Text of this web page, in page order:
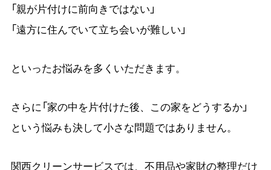
「親が片付けに前向きではない」
「遠方に住んでいて立ち会いが難しい」
といったお悩みを多くいただきます。
さらに「家の中を片付けた後、この家をどうするか」
という悩みも決して小さな問題ではありません。
関西クリーンサービスでは、不用品や家財の整理だけ